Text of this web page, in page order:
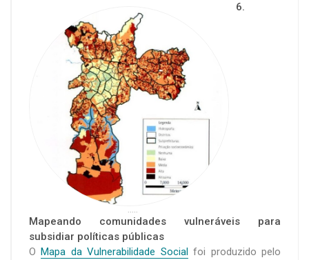
6.
Mapeando comunidades vulneráveis para
subsidiar políticas públicas
OMapa da Vulnerabilidade Socialfoi produzido pelo